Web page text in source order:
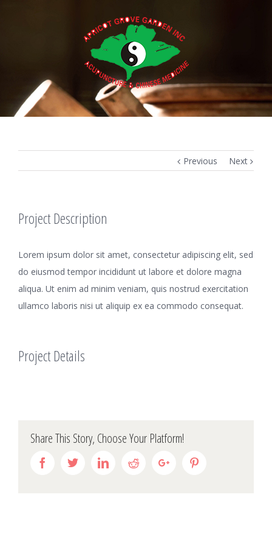
Previous Next
Project Description
Lorem ipsum dolor sit amet, consectetur adipiscing elit, sed
do eiusmod tempor incididunt ut labore et dolore magna
aliqua. Ut enim ad minim veniam, quis nostrud exercitation
ullamco laboris nisi ut aliquip ex ea commodo consequat.
Project Details
Share This Story, Choose Your Platform!
FacebookTwitterLinkedinRedditGoogle+